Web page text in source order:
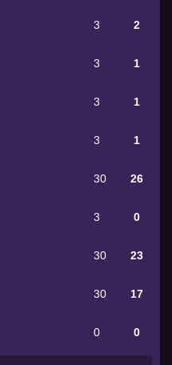
3 2
3 1
3 1
3 1
30 26
3 0
30 23
30 17
0 0